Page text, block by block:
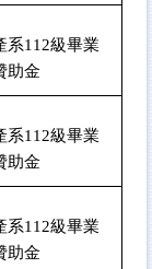
系112級畢業
助金
系112級畢業
助金
系112級畢業
助金